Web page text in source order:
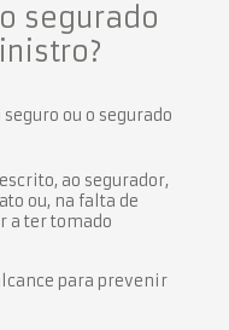
segurado
ou o segurado
ao segurador,
ou, na falta de
a ter tomado
para prevenir